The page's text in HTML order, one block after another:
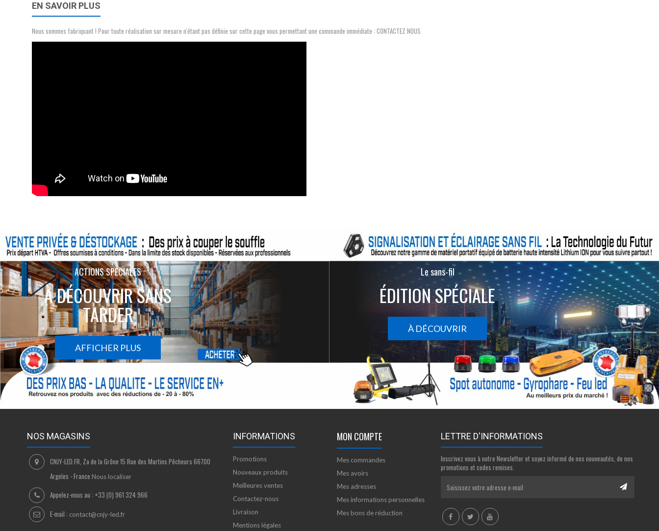
EN SAVOIR PLUS
Nous sommes fabriquant ! Pour toute réalisation sur mesure n'étant pas définie sur cette page vous permettant une commande immédiate : CONTACTEZ NOUS
ACTIONS SPÉCIALES
À DÉCOUVRIR SANS
TARDER
AFFICHER PLUS
Le sans-fil
ÉDITION SPÉCIALE
À DÉCOUVRIR
NOS MAGASINS
CNJY-LED.FR, Za de la Grône 15 Rue des Martins Pêcheurs 66700
Argeles - France Nous localiser
Appelez-nous au : +33 (0) 961 324 966
E-mail : contact@cnjy-led.fr
INFORMATIONS
Promotions
Nouveaux produits
Meilleures ventes
Contactez-nous
Livraison
Mentions légales
MON COMPTE
Mes commandes
Mes avoirs
Mes adresses
Mes informations personnelles
Mes bons de réduction
LETTRE D'INFORMATIONS
Inscrivez vous à notre Newsletter et soyez informé de nos nouveautés, de nos
promotions et codes remises.